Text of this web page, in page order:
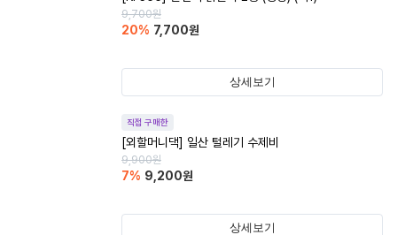
9,700원
20% 7,700원
상세보기
직접 구매한
[외할머니댁] 일산 털레기 수제비
9,900원
7% 9,200원
상세보기